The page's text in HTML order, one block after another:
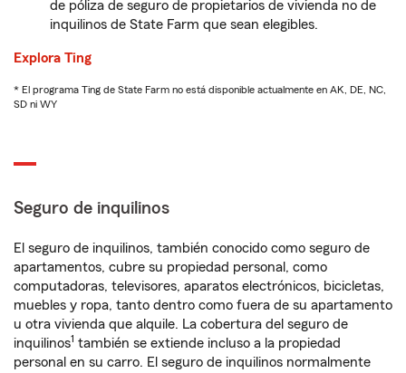
de póliza de seguro de propietarios de vivienda no de
inquilinos de State Farm que sean elegibles.
Explora Ting
* El programa Ting de State Farm no está disponible actualmente en AK, DE, NC,
SD ni WY
Seguro de inquilinos
El seguro de inquilinos, también conocido como seguro de
apartamentos, cubre su propiedad personal, como
computadoras, televisores, aparatos electrónicos, bicicletas,
muebles y ropa, tanto dentro como fuera de su apartamento
u otra vivienda que alquile. La cobertura del seguro de
inquilinos1 también se extiende incluso a la propiedad
personal en su carro. El seguro de inquilinos normalmente